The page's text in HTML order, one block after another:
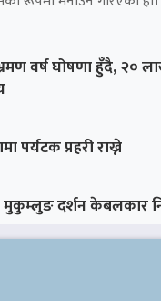
वर्ष घोषणा हुँदै, २०
पर्यटक प्रहरी राख्ने
मुकुम्लुङ दर्शन केबलकार